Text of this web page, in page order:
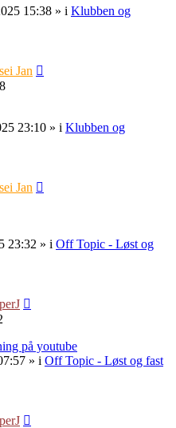
15:38 » i Klubben og
Jan
23:10 » i Klubben og
Jan
23:32 » i Off Topic - Løst og
på youtube
» i Off Topic - Løst og fast